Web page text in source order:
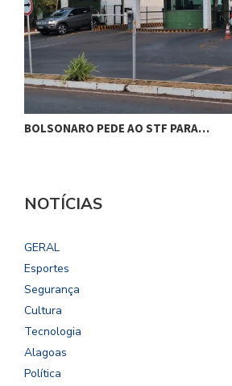
BOLSONARO PEDE AO STF PARA…
NOTÍCIAS
GERAL
Esportes
Segurança
Cultura
Tecnologia
Alagoas
Política